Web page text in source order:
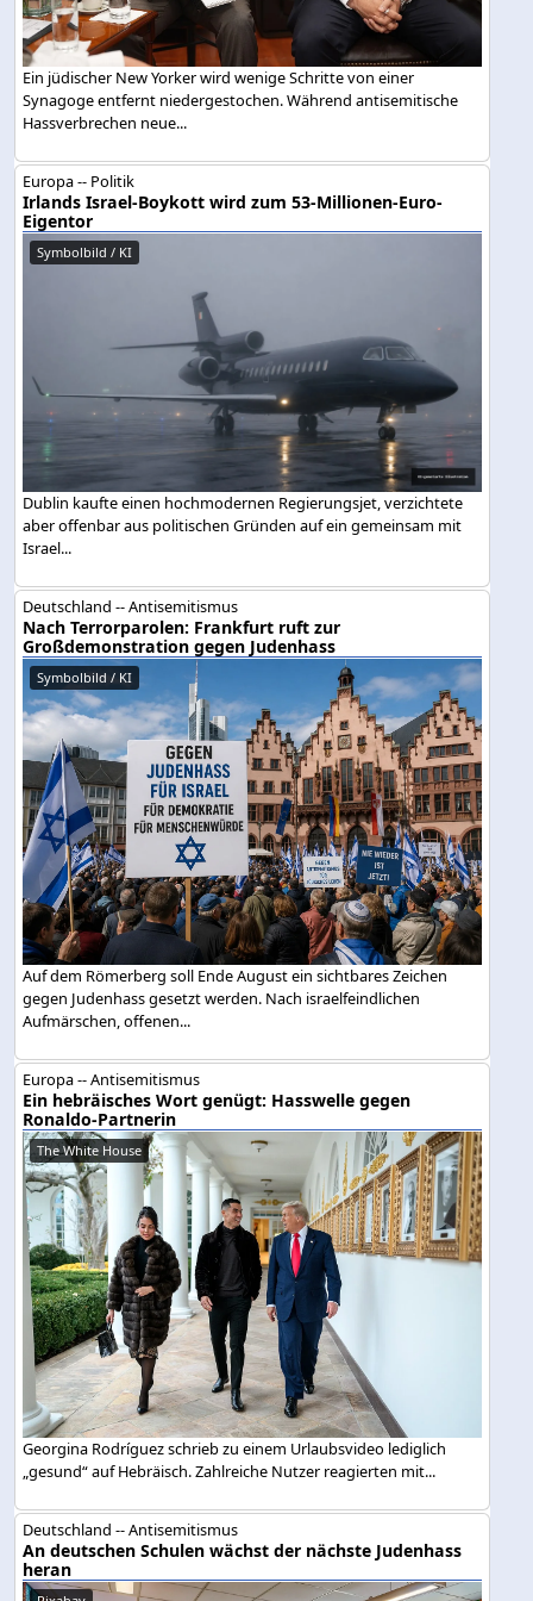
Ein jüdischer New Yorker wird wenige Schritte von einer
Synagoge entfernt niedergestochen. Während antisemitische
Hassverbrechen neue...
Europa -- Politik
Irlands Israel-Boykott wird zum 53-Millionen-Euro-
Eigentor
Symbolbild / KI
Dublin kaufte einen hochmodernen Regierungsjet, verzichtete
aber offenbar aus politischen Gründen auf ein gemeinsam mit
Israel...
Deutschland -- Antisemitismus
Nach Terrorparolen: Frankfurt ruft zur
Großdemonstration gegen Judenhass
Symbolbild / KI
Auf dem Römerberg soll Ende August ein sichtbares Zeichen
gegen Judenhass gesetzt werden. Nach israelfeindlichen
Aufmärschen, offenen...
Europa -- Antisemitismus
Ein hebräisches Wort genügt: Hasswelle gegen
Ronaldo-Partnerin
The White House
Georgina Rodríguez schrieb zu einem Urlaubsvideo lediglich
„gesund“ auf Hebräisch. Zahlreiche Nutzer reagierten mit...
Deutschland -- Antisemitismus
An deutschen Schulen wächst der nächste Judenhass
heran